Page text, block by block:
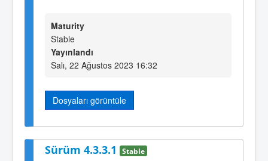
Maturity
Stable
Yayınlandı
Salı, 22 Ağustos 2023 16:32
Dosyaları görüntüle
Sürüm 4.3.3.1 Stable